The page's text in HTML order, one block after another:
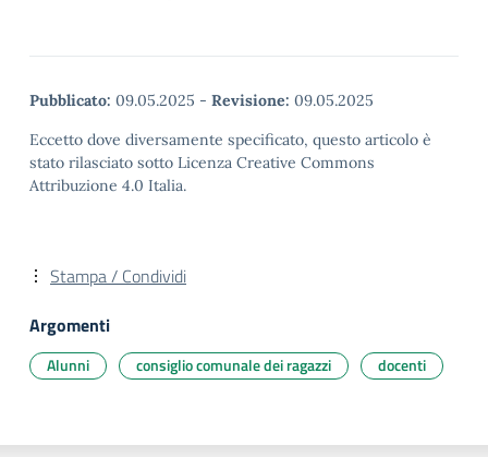
Pubblicato: 09.05.2025 - Revisione: 09.05.2025
Eccetto dove diversamente specificato, questo articolo è
stato rilasciato sotto Licenza Creative Commons
Attribuzione 4.0 Italia.
Stampa / Condividi
Argomenti
Alunni consiglio comunale dei ragazzi docenti